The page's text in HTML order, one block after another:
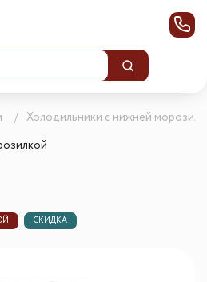
Холодильники с нижней
СКИДКА